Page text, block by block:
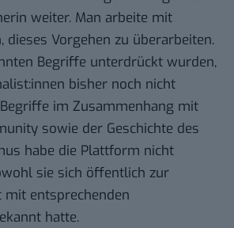
weiter. Man arbeite mit
dieses Vorgehen zu überarbeiten.
Begriffe unterdrückt wurden,
bisher noch nicht
im Zusammenhang mit
sowie der Geschichte des
habe die Plattform nicht
sie sich öffentlich zur
entsprechenden
hatte.